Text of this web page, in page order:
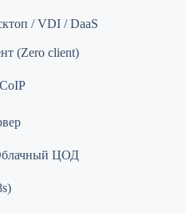
/ VDI / DaaS
(Zero client)
ЦОД